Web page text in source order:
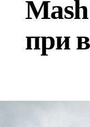
при